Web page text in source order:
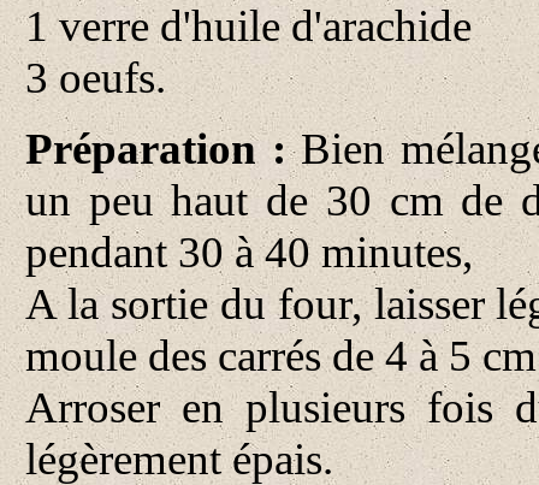
1 verre d'huile d'arachide
3 oeufs.
Préparation :Bien
un peu haut de 30 cm de
pendant 30 à 40 minutes,
A la sortie du four, laisser
moule des carrés de 4 à 5
Arroser en plusieurs fois
légèrement épais.